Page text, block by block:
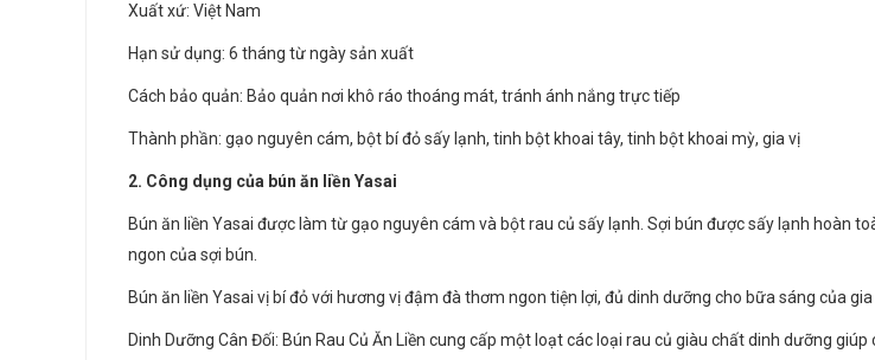
Xuất xứ: Việt Nam
Hạn sử dụng: 6 tháng từ ngày sản xuất
Cách bảo quản: Bảo quản nơi khô ráo thoáng mát, tránh ánh nắng trực tiếp
Thành phần: gạo nguyên cám, bột bí đỏ sấy lạnh, tinh bột khoai tây, tinh bột khoai mỳ, gia vị
2. Công dụng của bún ăn liền Yasai
Bún ăn liền Yasai được làm từ gạo nguyên cám và bột rau củ sấy lạnh. Sợi bún được sấy lạnh hoàn
ngon của sợi bún.
Bún ăn liền Yasai vị bí đỏ với hương vị đậm đà thơm ngon tiện lợi, đủ dinh dưỡng cho bữa sáng của gia
Dinh Dưỡng Cân Đối: Bún Rau Củ Ăn Liền cung cấp một loạt các loại rau củ giàu chất dinh dưỡng